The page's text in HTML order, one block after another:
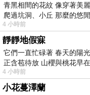
青黑相間的花紋 像穿著美
爬過坑洞、小丘 那麼的悠
4 小時前
靜靜地假寐
它們一直忙碌著 春天的陽
正含苞待放 山櫻與桃花早
4 小時前
小花蔓澤蘭